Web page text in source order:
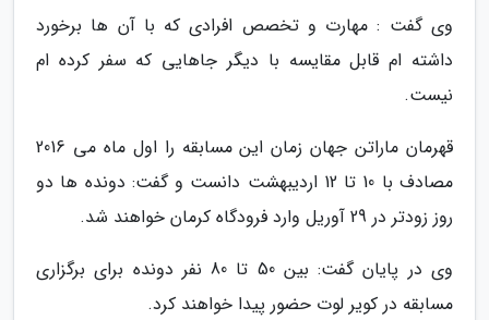
وی گفت : مهارت و تخصص افرادی که با آن ها برخورد
داشته ام قابل مقایسه با دیگر جاهایی که سفر کرده ام
نیست.
قهرمان ماراتن جهان زمان این مسابقه را اول ماه می 2016
مصادف با 10 تا 12 اردیبهشت دانست و گفت: دونده ها دو
روز زودتر در 29 آوریل وارد فرودگاه کرمان خواهند شد.
وی در پایان گفت: بین 50 تا 80 نفر دونده برای برگزاری
مسابقه در کویر لوت حضور پیدا خواهند کرد.